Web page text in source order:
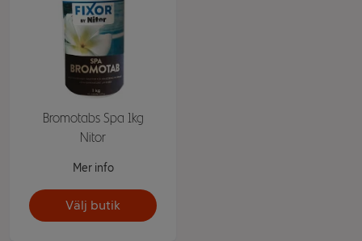
Bromotabs Spa 1kg
Nitor
Mer info
Välj butik